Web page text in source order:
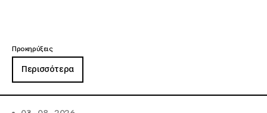
Προκηρύξεις
Περισσότερα